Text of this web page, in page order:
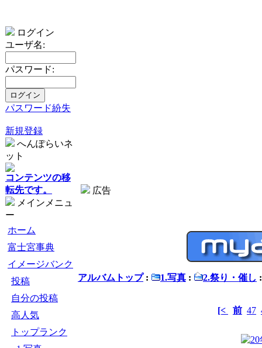
ログイン
ユーザ名:
パスワード:
パスワード紛失
新規登録
へんぽらいネ
ット
コンテンツの移
転先です。
メインメニュ
ー
ホーム
富士宮事典
イメージバンク
投稿
自分の投稿
高人気
トップランク
広告
アルバムトップ: 1.写真 : 2.祭り・催し
[< 前 47